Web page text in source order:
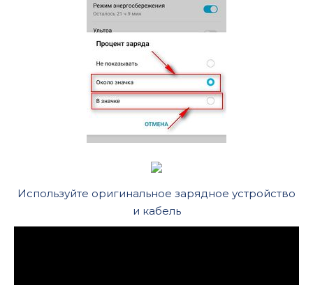
Используйте оригинальное зарядное устройство
и кабель